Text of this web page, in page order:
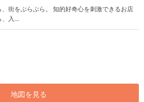
街をぶらぶら。 知的好奇心を刺激できるお店
入...
地図を見る